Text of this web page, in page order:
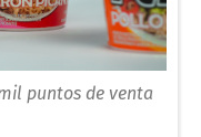
puntos de venta